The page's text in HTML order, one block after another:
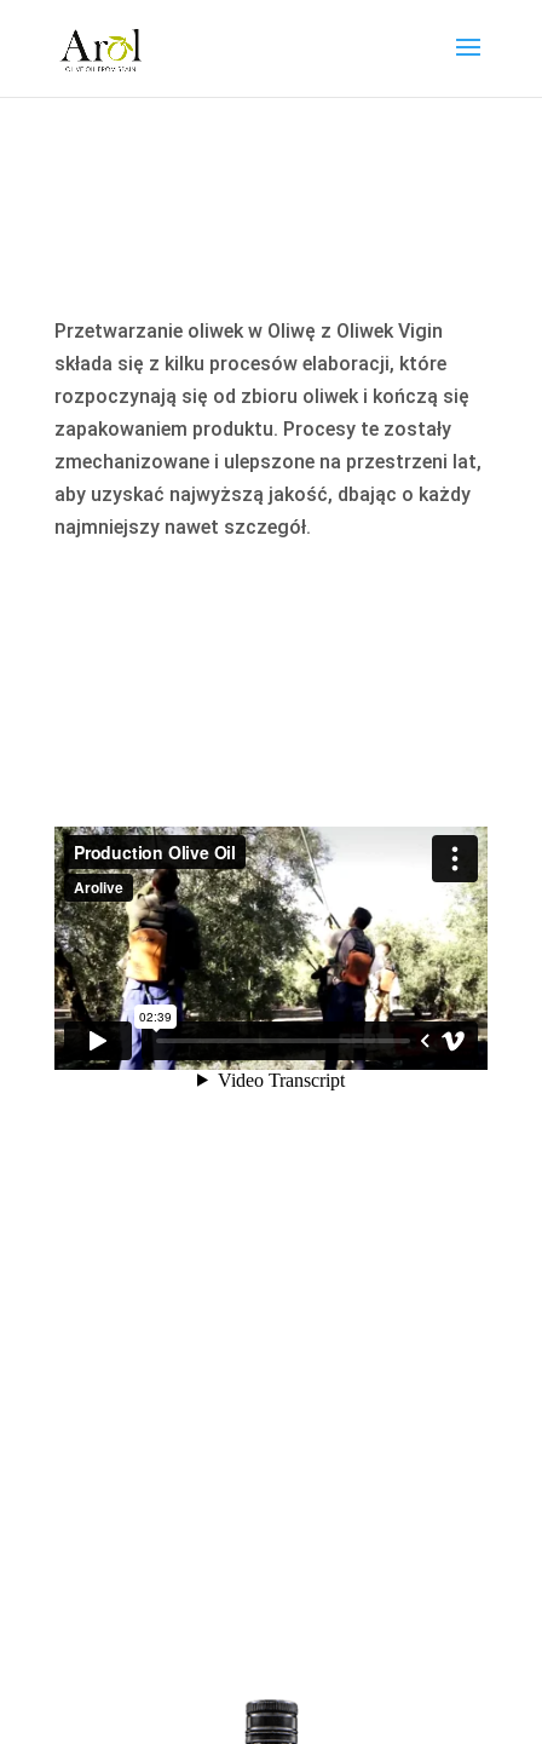
Przetwarzanie oliwek w Oliwę z Oliwek Vigin
składa się z kilku procesów elaboracji, które
rozpoczynają się od zbioru oliwek i kończą się
zapakowaniem produktu. Procesy te zostały
zmechanizowane i ulepszone na przestrzeni lat,
aby uzyskać najwyższą jakość, dbając o każdy
najmniejszy nawet szczegół.